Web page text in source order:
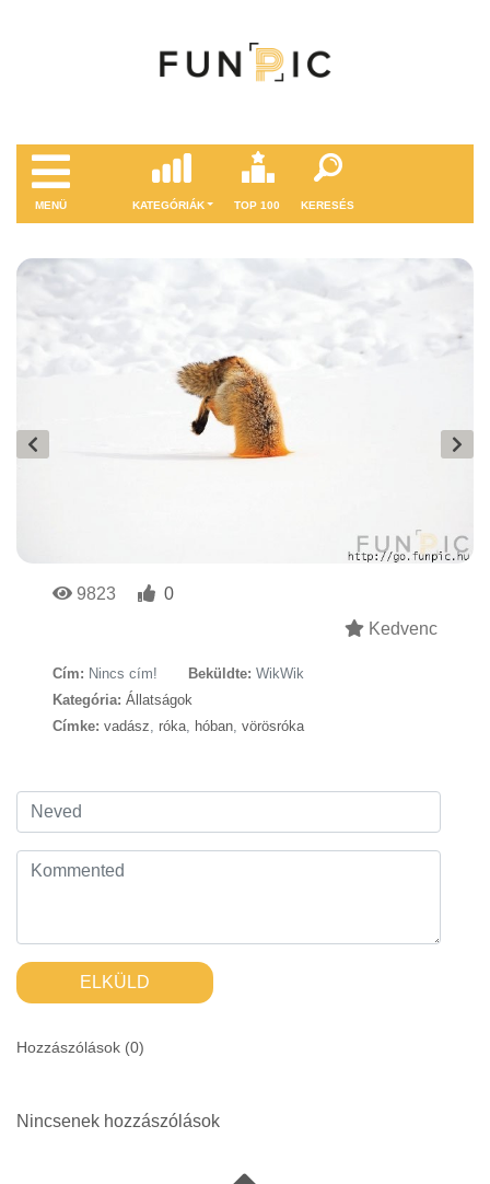
MENÜ KATEGÓRIÁK TOP 100 KERESÉS
9823
0
Kedvenc
Cím: Nincs cím! Beküldte: WikWik
Kategória: Állatságok
Címke: vadász róka hóban vörösróka
ELKÜLD
Hozzászólások (0)
Nincsenek hozzászólások